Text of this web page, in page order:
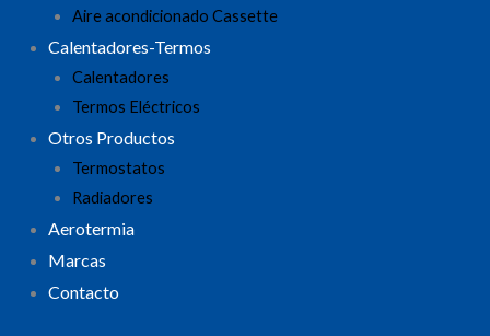
Aire acondicionado Cassette
Calentadores-Termos
Calentadores
Termos Eléctricos
Otros Productos
Termostatos
Radiadores
Aerotermia
Marcas
Contacto